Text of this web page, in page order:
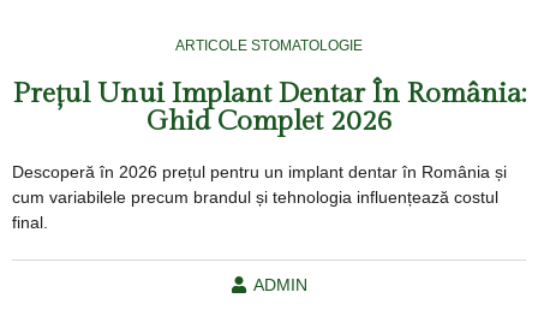
ARTICOLE STOMATOLOGIE
Prețul Unui Implant Dentar În România:
Ghid Complet 2026
Descoperă în 2026 prețul pentru un implant dentar în România și
cum variabilele precum brandul și tehnologia influențează costul
final.
ADMIN